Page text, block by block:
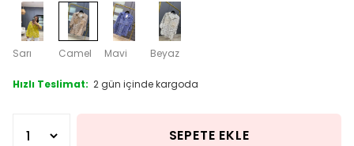
Sarı Camel Mavi Beyaz
Hızlı Teslimat: 2 gün içinde kargoda
SEPETE EKLE